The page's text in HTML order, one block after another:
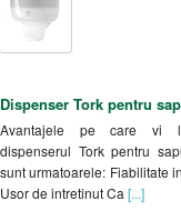
Dispenser Tork pentru
Avantajele pe care vi
dispenserul Tork pentru
sunt urmatoarele: Fiabilitate
Usor de intretinut Ca [...]